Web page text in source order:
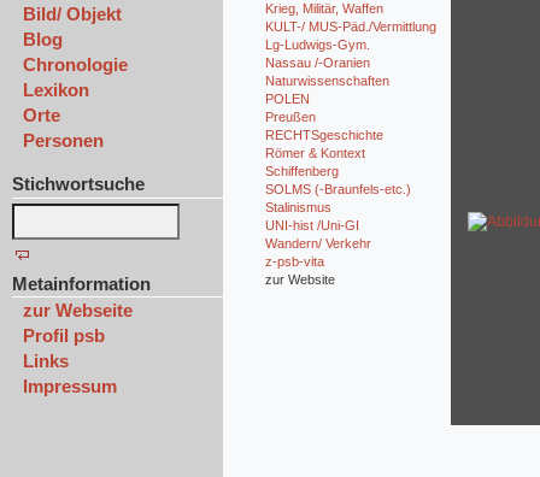
Bild/ Objekt
Blog
Chronologie
Lexikon
Orte
Personen
Stichwortsuche
Metainformation
zur Webseite
Profil psb
Links
Impressum
Krieg, Militär, Waffen
KULT-/ MUS-Päd./Vermittlung
Lg-Ludwigs-Gym.
Nassau /-Oranien
Naturwissenschaften
POLEN
Preußen
RECHTSgeschichte
Römer & Kontext
Schiffenberg
SOLMS (-Braunfels-etc.)
Stalinismus
UNI-hist /Uni-GI
Wandern/ Verkehr
z-psb-vita
zur Website